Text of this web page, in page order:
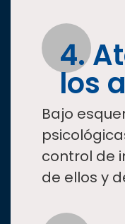
4.
los
Bajo
control de
de ellos y